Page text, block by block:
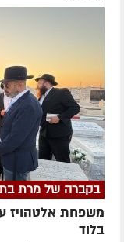
בקברה של מרת
משפחת אלטהויז
בלוד